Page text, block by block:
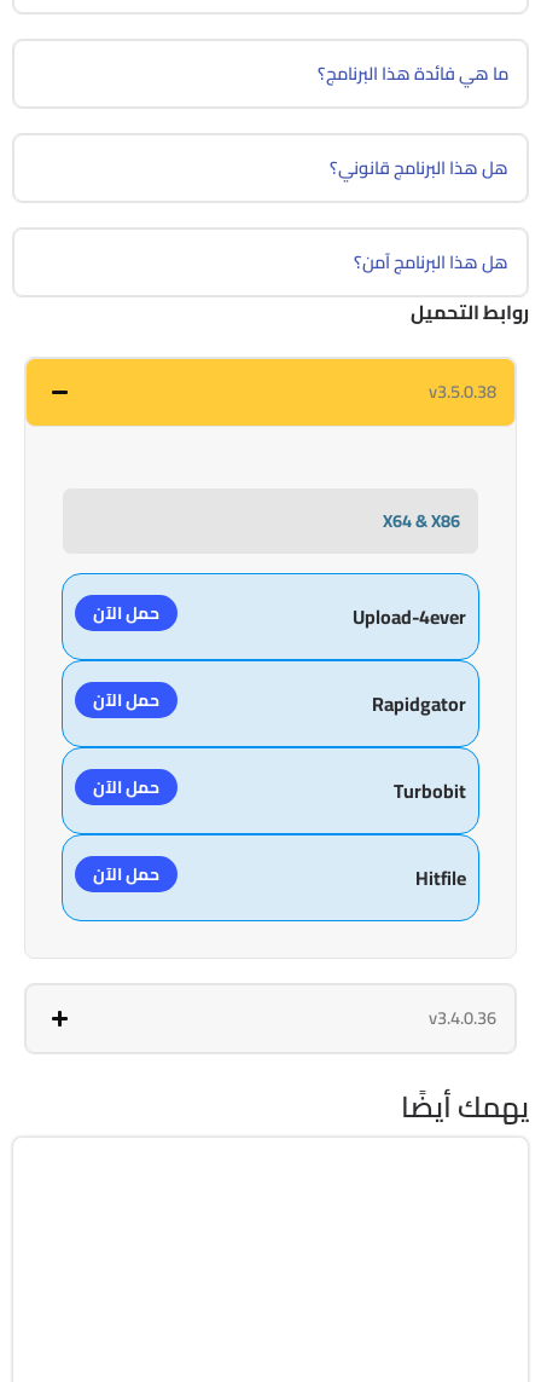
ما هي فائدة هذا البرنامج؟
هل هذا البرنامج قانوني؟
هل هذا البرنامج آمن؟
روابط التحميل
v3.5.0.38
X64 & X86
Upload-4ever حمل الآن
Rapidgator حمل الآن
Turbobit حمل الآن
Hitfile حمل الآن
v3.4.0.36
يهمك أيضًا